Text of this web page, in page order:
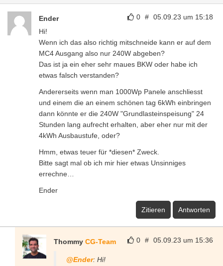
0 # 05.09.23 um 15:18
Ender
Hi!
Wenn ich das also richtig mitschneide kann er auf dem
MC4 Ausgang also nur 240W abgeben?
Das ist ja ein eher sehr maues BKW oder habe ich
etwas falsch verstanden?
Andererseits wenn man 1000Wp Panele anschliesst
und einem die an einem schönen tag 6kWh einbringen
dann könnte er die 240W "Grundlasteinspeisung" 24
Stunden lang aufrecht erhalten, aber eher nur mit der
4kWh Ausbaustufe, oder?
Hmm, etwas teuer für *diesen* Zweck.
Bitte sagt mal ob ich mir hier etwas Unsinniges
errechne…
Ender
Zitieren Antworten
0 # 05.09.23 um 15:36
Thommy CG-Team
@Ender: Hi!